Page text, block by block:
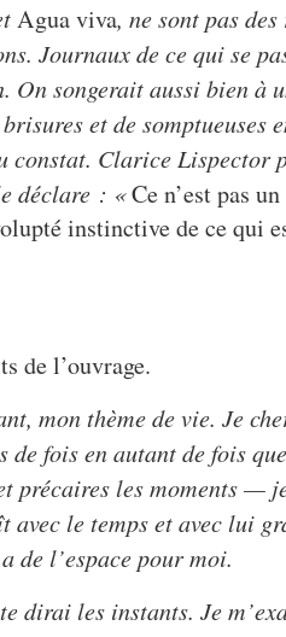
Agua viva, ne sont pas
Journaux de ce qui se
On songerait aussi bien à
et de somptueuses
constat. Clarice Lispector
déclare : «Ce n’est pas
instinctive de ce qui
de l’ouvrage.
mon thème de vie. Je
fois en autant de fois
précaires les moments —
avec le temps et avec lui
de l’espace pour moi.
dirai les instants. Je